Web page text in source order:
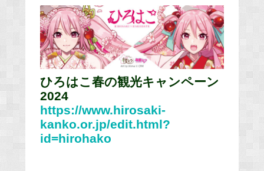
ひろはこ春の観光キャンペーン
2024
https://www.hirosaki-
kanko.or.jp/edit.html?
id=hirohako